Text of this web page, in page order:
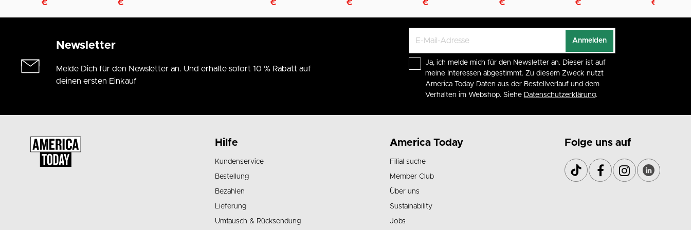
€
€
€
€
€
€
€
€
Newsletter
Melde Dich für den Newsletter an. Und erhalte sofort 10 % Rabatt auf
deinen ersten Einkauf
Anmelden
Ja, ich melde mich für den Newsletter an. Dieser ist auf
meine Interessen abgestimmt. Zu diesem Zweck nutzt
America Today Daten aus der Bestellverlauf und dem
Verhalten im Webshop. Siehe Datenschutzerklärung.
Hilfe
Kundenservice
Bestellung
Bezahlen
Lieferung
Umtausch & Rücksendung
America Today
Filial suche
Member Club
Über uns
Sustainability
Jobs
Folge uns auf